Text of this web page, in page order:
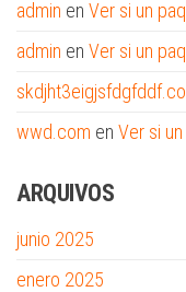
admin en Ver si un
admin en Ver si un
wwd.com en Ver si
ARQUIVOS
junio 2025
enero 2025